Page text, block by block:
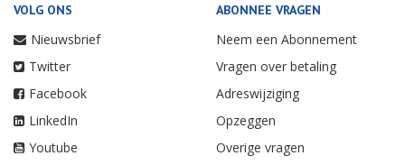
VOLG ONS
Nieuwsbrief
Twitter
Facebook
LinkedIn
Youtube
ABONNEE VRAGEN
Neem een Abonnement
Vragen over betaling
Adreswijziging
Opzeggen
Overige vragen